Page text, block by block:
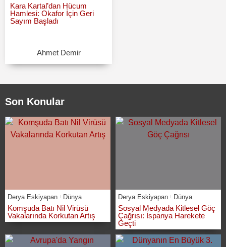
Kara Kartal’dan Hücum
Hamlesi: Okafor İçin Geri
Sayım Başladı
Ahmet Demir
Son Konular
Derya Eskiyapan Dünya
Komşuda Batı Nil Virüsü
Vakalarında Korkutan Artış
Derya Eskiyapan Dünya
Sosyal Medyada Kitlesel Göç
Çağrısı: İspanya Harekete
Geçti